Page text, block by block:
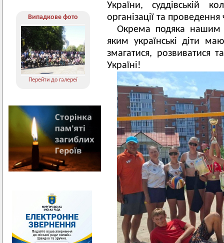
Випадкове фото
Перейти до галереї
України, суддівській
організації та проведення
Окрема подяка нашим
яким українські діти
змагатися, розвиватися
Україні!